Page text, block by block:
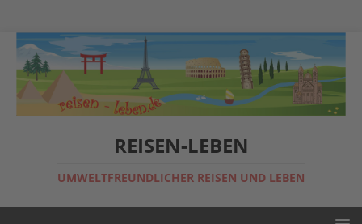
REISEN-LEBEN
UMWELTFREUNDLICHER REISEN UND LEBEN